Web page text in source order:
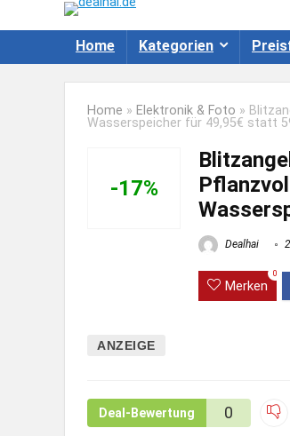
Home Kategorien
Home » Elektronik & Foto »
Wasserspeicher für 49,95€ statt
-17%
Dealhai
Merken
0
ANZEIGE
Deal-Bewertung 0